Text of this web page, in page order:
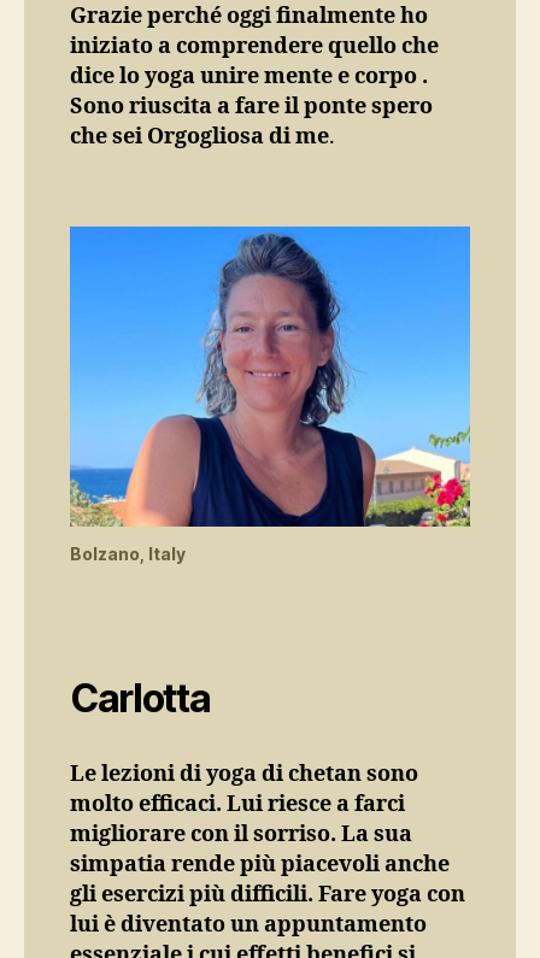
Grazie perché oggi finalmente ho
iniziato a comprendere quello che
dice lo yoga unire mente e corpo .
Sono riuscita a fare il ponte spero
che sei Orgogliosa di me.
Bolzano, Italy
Carlotta
Le lezioni di yoga di chetan sono
molto efficaci. Lui riesce a farci
migliorare con il sorriso. La sua
simpatia rende più piacevoli anche
gli esercizi più difficili. Fare yoga con
lui è diventato un appuntamento